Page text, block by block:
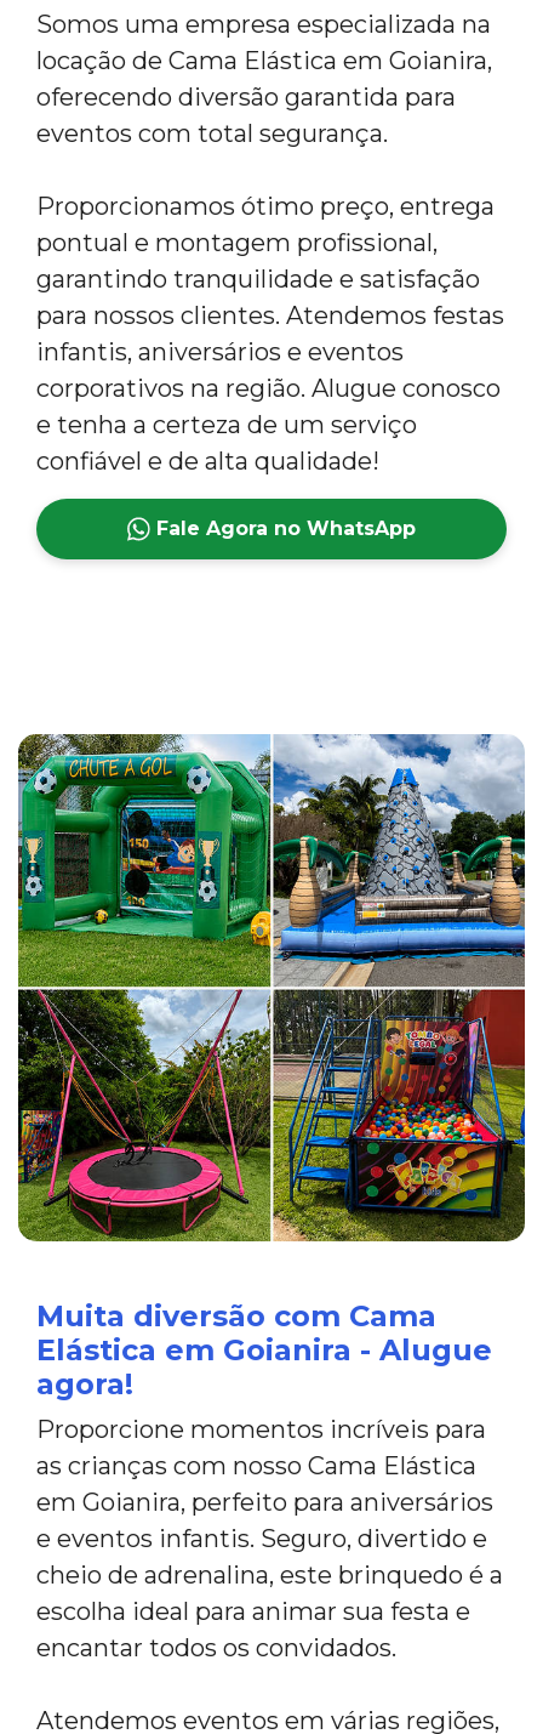
Somos uma empresa especializada na
locação de Cama Elástica em Goianira,
oferecendo diversão garantida para
eventos com total segurança.
Proporcionamos ótimo preço, entrega
pontual e montagem profissional,
garantindo tranquilidade e satisfação
para nossos clientes. Atendemos festas
infantis, aniversários e eventos
corporativos na região. Alugue conosco
e tenha a certeza de um serviço
confiável e de alta qualidade!
Fale Agora no WhatsApp
Muita diversão com Cama
Elástica em Goianira - Alugue
agora!
Proporcione momentos incríveis para
as crianças com nosso Cama Elástica
em Goianira, perfeito para aniversários
e eventos infantis. Seguro, divertido e
cheio de adrenalina, este brinquedo é a
escolha ideal para animar sua festa e
encantar todos os convidados.
Atendemos eventos em várias regiões,